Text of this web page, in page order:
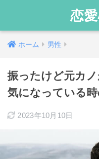
恋
ホーム 男性
振ったけど元カ
気になっている時
2023年10月10日